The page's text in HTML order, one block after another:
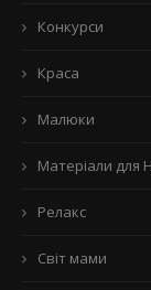
Конкурси
Краса
Малюки
Матеріали для
Релакс
Світ мами